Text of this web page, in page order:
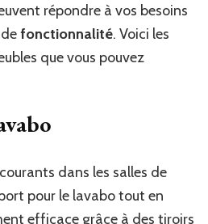
répondre à vos besoins
fonctionnalité. Voici les
que vous pouvez
dans les salles de
pour le lavabo tout en
efficace grâce à des tiroirs